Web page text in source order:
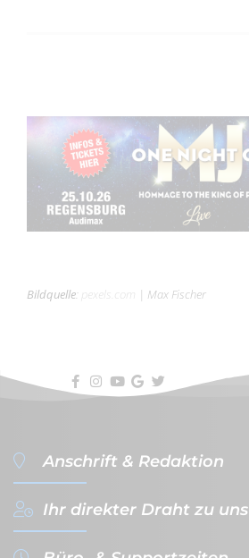
Bildquelle: pexels.com | Max Fischer
Anschrift & Redaktion
filterVERLAG GmbH & Co. KG
- Werbeagentur & Verlag -
Ihr direkter Draht zu uns